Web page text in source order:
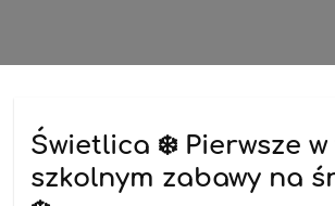
Świetlica ❄️ Pierwsze
szkolnym zabawy na